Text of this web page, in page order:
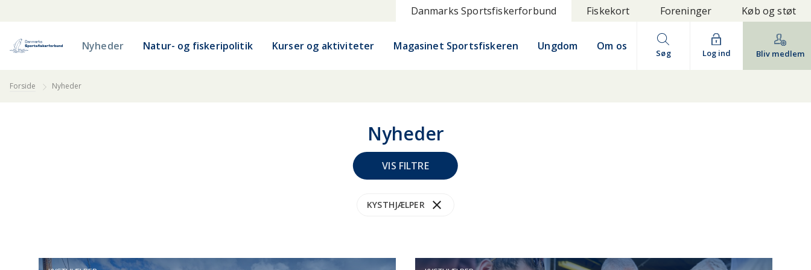
Danmarks Sportsfiskerforbund Fiskekort Foreninger Køb og støt
Nyheder Natur- og fiskeripolitik Kurser og aktiviteter Magasinet Sportsfiskeren Ungdom Om os
Søg Log ind Bliv medlem
Forside Nyheder
Nyheder
VIS FILTRE
HAVN KANAL
KYSTHJÆLPER close